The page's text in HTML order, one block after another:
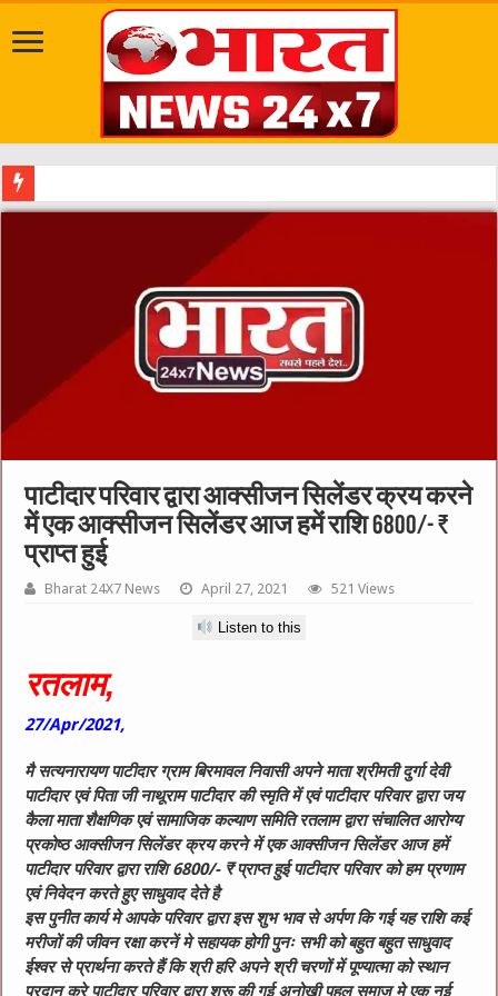
पाटीदार परिवार द्वारा आक्सीजन सिलेंडर क्रय करने
में एक आक्सीजन सिलेंडर आज हमें राशि 6800/- ₹
प्राप्त हुई
Bharat 24X7 News April 27, 2021 521 Views
Listen to this
रतलाम,
27/Apr/2021,
मै सत्यनारायण पाटीदार ग्राम बिरमावल निवासी अपने माता श्रीमती दुर्गा देवी
पाटीदार एवं पिता जी नाथूराम पाटीदार की स्मृति में एवं पाटीदार परिवार द्वारा जय
कैला माता शैक्षणिक एवं सामाजिक कल्याण समिति रतलाम द्वारा संचालित आरोग्य
प्रकोष्ठ आक्सीजन सिलेंडर क्रय करने में एक आक्सीजन सिलेंडर आज हमें
पाटीदार परिवार द्वारा राशि 6800/- ₹ प्राप्त हुईपाटीदार परिवार को हम प्रणाम
एवं निवेदन करते हुए साधुवाद देते है
इस पुनीत कार्य मे आपके परिवार द्वारा इस शुभ भाव से अर्पण कि गई यह राशि कई
मरीजों की जीवन रक्षा करनें मे सहायक होगीपुनः सभी को बहुत बहुत साधुवाद
ईश्वर से प्रार्थना करते हैं कि श्री हरि अपने श्री चरणों में पूण्यात्मा को स्थान
प्रदान करे पाटीदार परिवार द्वारा शुरू की गई अनोखी पहल समाज मे एक नई